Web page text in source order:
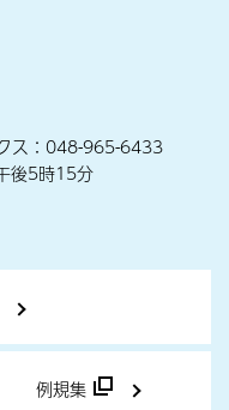
ス：048-965-6433
後5時15分
例規集